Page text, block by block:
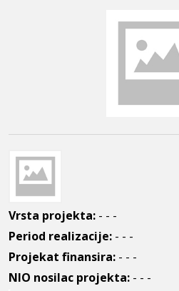
Vrsta projekta: - - -
Period realizacije: - - -
Projekat finansira: - - -
NIO nosilac projekta: - - -